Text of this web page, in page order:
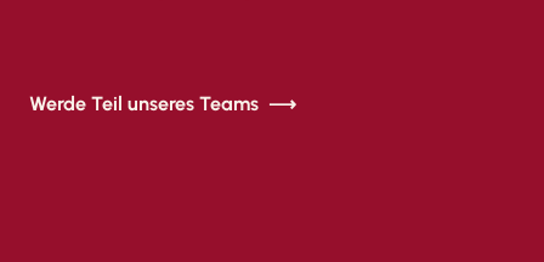
Werde Teil unseres Teams